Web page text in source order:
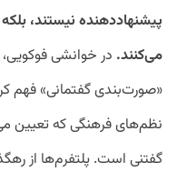
پیشنهاددهنده نیستند،
می‌کنند. در خوانشی فوکویی،
«صورت‌بندی گفتمانی» فهم
نظم‌های فرهنگی که تعیین
گفتنی است. پلتفرم‌ها از